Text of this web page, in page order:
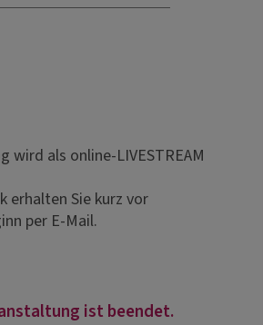
wird als online-LIVESTREAM
erhalten Sie kurz vor
per E-Mail.
ist beendet.